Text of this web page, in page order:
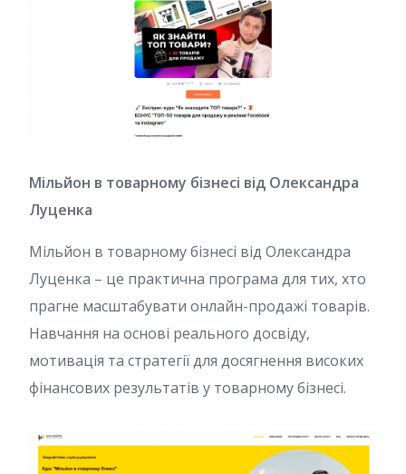
Мільйон в товарному бізнесі від Олександра
Луценка
Мільйон в товарному бізнесі від Олександра
Луценка – це практична програма для тих, хто
прагне масштабувати онлайн-продажі товарів.
Навчання на основі реального досвіду,
мотивація та стратегії для досягнення високих
фінансових результатів у товарному бізнесі.